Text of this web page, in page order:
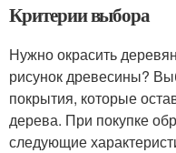
Критерии выбора
Нужно окрасить
рисунок древесины?
покрытия, которые
дерева. При покупке
следующие